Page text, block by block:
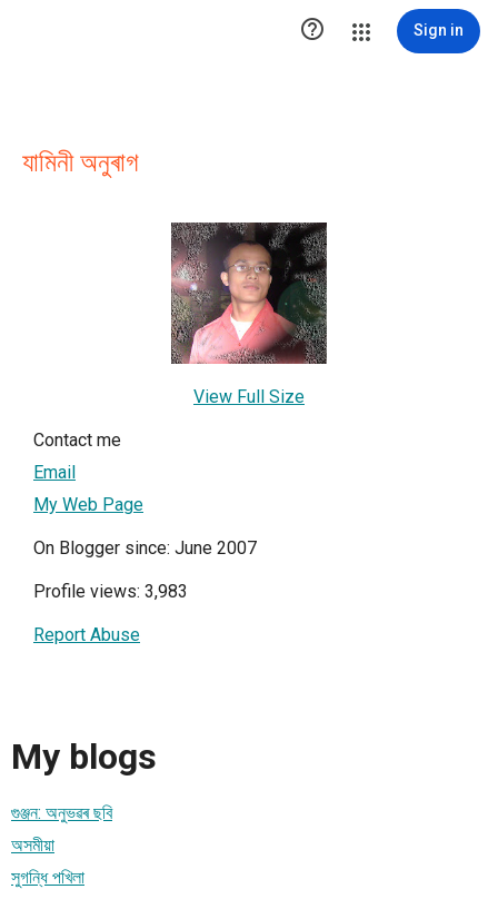
 Sign in
যামিনী অনুৰাগ
View Full Size
Contact me
Email
My Web Page
On Blogger since: June 2007
Profile views: 3,983
Report Abuse
My blogs
গুঞ্জন: অনুভৱৰ ছবি
অসমীয়া
সুগন্ধি পখিলা